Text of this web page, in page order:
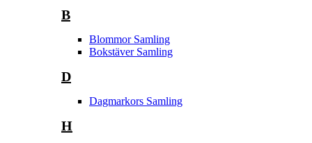
B
Blommor Samling
Bokstäver Samling
D
Dagmarkors Samling
H